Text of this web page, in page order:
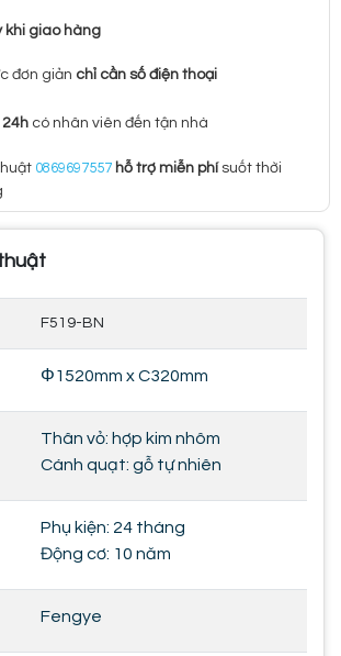
khi giao hàng
đơn giản chỉ cần số điện thoại
có nhân viên đến tận nhà
0869697557 hỗ trợ miễn phísuốt thời
F519-BN
Φ1520mm x C320mm
Thân vỏ: hợp kim nhôm
Cánh quạt: gỗ tự nhiên
Phụ kiện: 24 tháng
Động cơ: 10 năm
Fengye